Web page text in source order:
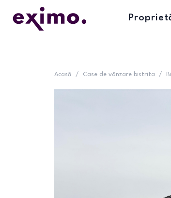
Acasă / Case de vânzare bistrita /